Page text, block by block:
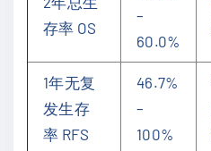
存率 OS
–
60.0%
1年无复
发生存
率 RFS
46.7%
–
100%